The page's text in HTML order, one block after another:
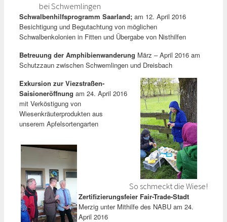
bei Schwemlingen
Schwalbenhilfsprogramm Saarland; am 12. April 2016
Besichtigung und Begutachtung von möglichen
Schwalbenkolonien in Fitten und Übergabe von Nisthilfen
Betreuung der Amphibienwanderung März – April 2016 am
Schutzzaun zwischen Schwemlingen und Dreisbach
So schmeckt die Wiese!
Exkursion zur Viezstraßen-
Saisioneröffnung am 24. April 2016
mit Verköstigung von
Wiesenkräuterprodukten aus
unserem Apfelsortengarten
Zertifizierungsfeier Fair-Trade-Stadt
Merzig unter Mithilfe des NABU am 24.
April 2016